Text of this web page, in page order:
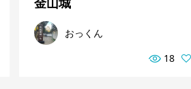
おっくん
18